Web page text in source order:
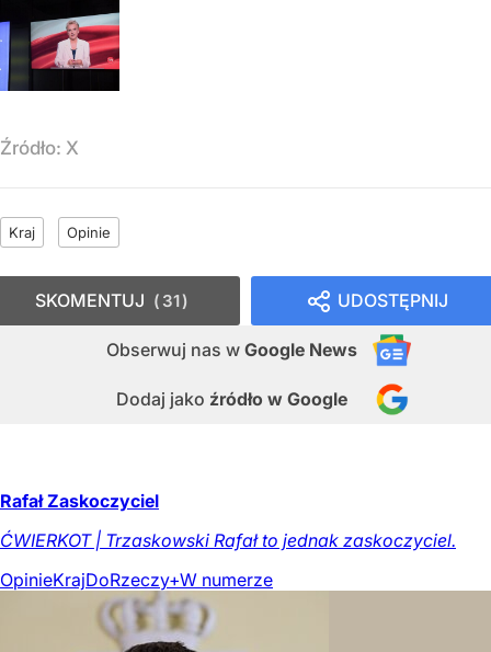
Źródło: X
Kraj Opinie
UDOSTĘPNIJ
Obserwuj nas w Google News
Dodaj jako źródło w Google
SKOMENTUJ 31
Rafał Zaskoczyciel
ĆWIERKOT | Trzaskowski Rafał to jednak zaskoczyciel.
OpinieKrajDoRzeczy+W numerze